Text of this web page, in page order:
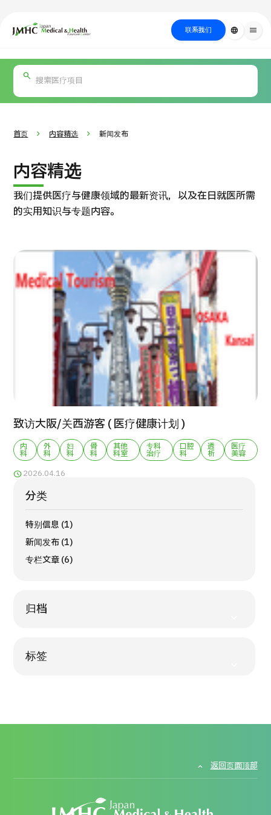
日本医疗健康雅旅中心（JMHC） 联系我们 language menu
关于日本医疗
按部位・疾
病搜索
方法搜索
医疗
关于JMHC
面向国际患者
关于日本医疗
医疗项目检索
按部位・疾病搜索
新闻
公司指南与政策
PICK UP PROGRAM
国际 第二医疗意见（湘南镰仓综合医院）
治療 治療
2026.01.12
首页 内容精选 新闻发布
内容精选
我们提供医疗与健康领域的最新资讯，以及在日就医所需
的实用知识与专题内容。
致访大阪/关西游客 ( 医疗健康计划 )
内
科
外
科
妇
科
骨
科
其他
科室
专科
治疗
口腔
科
透
析
医疗
美容
2026.04.16
分类
特别信息 (1)
新闻发布 (1)
专栏文章 (6)
归档
标签
返回页面顶部